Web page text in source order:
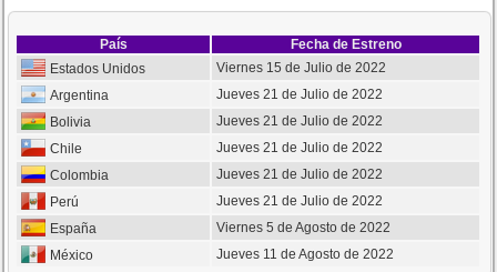
País
Fecha de Estreno
Estados Unidos
Viernes 15 de Julio de 2022
Argentina
Jueves 21 de Julio de 2022
Bolivia
Jueves 21 de Julio de 2022
Chile
Jueves 21 de Julio de 2022
Colombia
Jueves 21 de Julio de 2022
Perú
Jueves 21 de Julio de 2022
España
Viernes 5 de Agosto de 2022
México
Jueves 11 de Agosto de 2022